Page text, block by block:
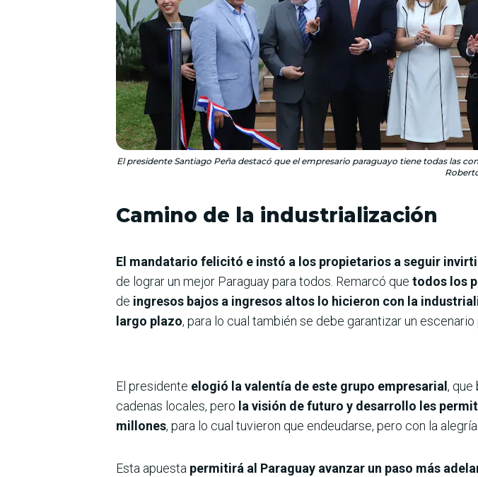
El presidente Santiago Peña destacó que el empresario paraguayo tiene todas las
Camino de la industrialización
El mandatario felicitó e instó a los propietarios a seguir
de lograr un mejor Paraguay para todos. Remarcó que todos los
de ingresos bajos a ingresos altos lo hicieron con la
largo plazo, para lo cual también se debe garantizar un
El presidente elogió la valentía de este grupo empresarial , que
cadenas locales, pero la visión de futuro y desarrollo les
millones, para lo cual tuvieron que endeudarse, pero con la
Esta apuesta permitirá al Paraguay avanzar un paso más